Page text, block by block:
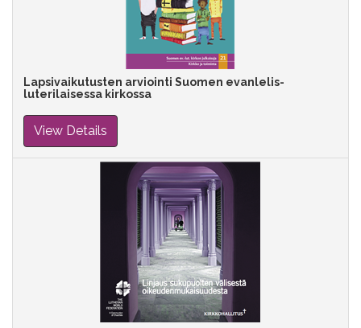
Lapsivaikutusten arviointi Suomen evanlelis-
luterilaisessa kirkossa
View Details